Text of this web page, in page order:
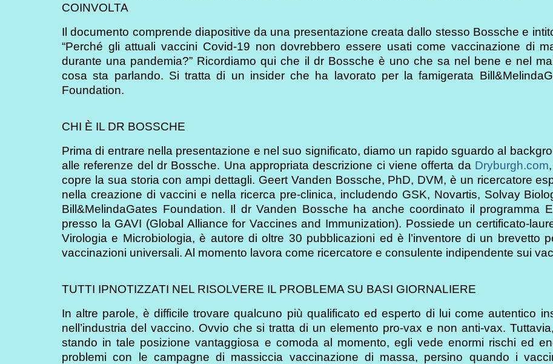
COINVOLTA
Il documento comprende diapositive da una presentazione creata dallo stesso Bossche e
“Perché gli attuali vaccini Covid-19 non dovrebbero essere usati come vaccinazione di
durante una pandemia?” Ricordiamo qui che il dr Bossche è uno che sa nel bene e nel
cosa sta parlando. Si tratta di un insider che ha lavorato per la famigerata
Foundation.
CHI È IL DR BOSSCHE
Prima di entrare nella presentazione e nel suo significato, diamo un rapido sguardo al
alle referenze del dr Bossche. Una appropriata descrizione ci viene offerta da Dryburgh.com
copre la sua storia con ampi dettagli. Geert Vanden Bossche, PhD, DVM, è un ricercatore
nella creazione di vaccini e nella ricerca pre-clinica, includendo GSK, Novartis, Solvay
Bill&MelindaGates Foundation. Il dr Vanden Bossche ha anche coordinato il programma
presso la GAVI (Global Alliance for Vaccines and Immunization). Possiede un certificato-
Virologia e Microbiologia, è autore di oltre 30 pubblicazioni ed è l’inventore di un brevetto
vaccinazioni universali. Al momento lavora come ricercatore e consulente indipendente sui
TUTTI IPNOTIZZATI NEL RISOLVERE IL PROBLEMA SU BASI GIORNALIERE
In altre parole, è difficile trovare qualcuno più qualificato ed esperto di lui come autentico
nell’industria del vaccino. Ovvio che si tratta di un elemento pro-vax e non anti-vax.
stando in tale posizione vantaggiosa e comoda al momento, egli vede enormi rischi ed
problemi con le campagne di massiccia vaccinazione di massa, persino quando i